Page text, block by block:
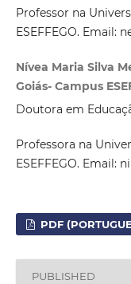
Professor na
ESEFFEGO. Email:
Nívea Maria Silva
Goiás- Campus
Doutora em
Professora na
ESEFFEGO. Email:
PDF
PUBLISHED